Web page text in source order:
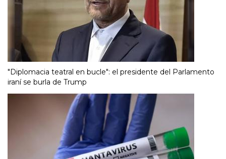
"Diplomacia teatral en bucle": el presidente del Parlamento
iraní se burla de Trump